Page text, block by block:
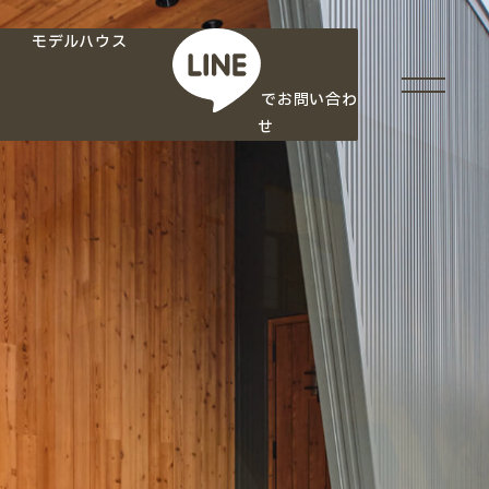
モデルハウス
でお問い合わ
せ